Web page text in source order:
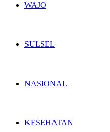
WAJO
SULSEL
NASIONAL
KESEHATAN